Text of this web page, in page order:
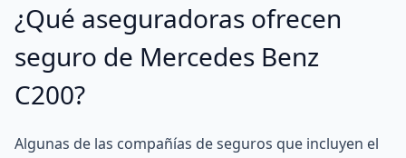
¿Qué aseguradoras ofrecen
seguro de Mercedes Benz
C200?
Algunas de las compañías de seguros que incluyen el